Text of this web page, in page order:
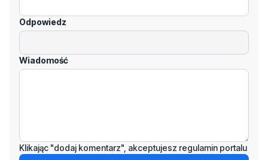
Odpowiedz
Wiadomość
Klikając "dodaj komentarz", akceptujesz regulamin portalu